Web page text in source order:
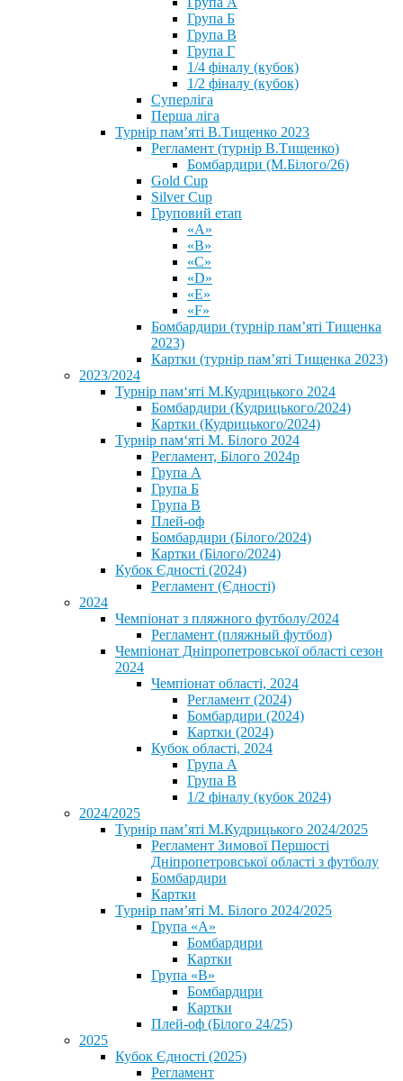
Група Б
Група В
Група Г
1/4 фіналу (кубок)
1/2 фіналу (кубок)
Суперліга
Перша ліга
Турнір пам’яті В.Тищенко 2023
Регламент (турнір В.Тищенко)
Бомбардири (М.Білого/26)
Gold Cup
Silver Cup
Груповий етап
«А»
«В»
«С»
«D»
«Е»
«F»
Бомбардири (турнір пам’яті Тищенка
2023)
Картки (турнір пам’яті Тищенка 2023)
2023/2024
⁨Турнір пам‘яті М.Кудрицького 2024
Бомбардири (Кудрицького/2024)
Картки (Кудрицького/2024)
⁨Турнір пам‘яті М. Білого 2024⁩
Регламент, Білого 2024р
Група А
Група Б
Група В
Плей-оф
Бомбардири (Білого/2024)
Картки (Білого/2024)
Кубок Єдності (2024)
Регламент (Єдності)
2024
Чемпіонат з пляжного футболу/2024
Регламент (пляжный футбол)
Чемпіонат Дніпропетровської області сезон
2024
Чемпіонат області, 2024
Регламент (2024)
Бомбардири (2024)
Картки (2024)
Кубок області, 2024
Група А
Група В
1/2 фіналу (кубок 2024)
2024/2025
Турнір пам’яті М.Кудрицького 2024/2025
Регламент Зимової Першості
Дніпропетровської області з футболу
Бомбардири
Картки
Турнір пам’яті М. Білого 2024/2025
Група «А»
Бомбардири
Картки
Група «В»
Бомбардири
Картки
Плей-оф (Білого 24/25)
2025
Кубок Єдності (2025)
Регламент